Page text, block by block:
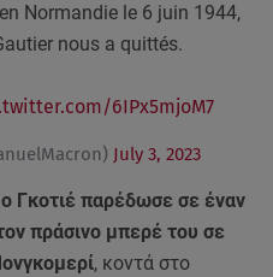
Normandie le 6 juin 1944,
nous a quittés.
6IPx5mjoM7
July 3, 2023
ο Γκοτιέ παρέδωσε σε έναν
πράσινο μπερέ του σε
, κοντά στο